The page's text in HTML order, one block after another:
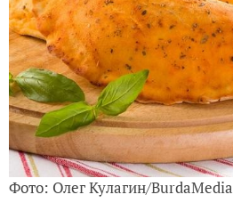
Фото: Олег Кулагин/BurdaMedia